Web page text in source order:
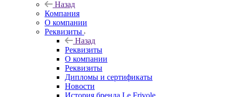
Назад
Компания
О компании
Реквизиты
Назад
Реквизиты
О компании
Реквизиты
Дипломы и сертификаты
Новости
История бренда Le Frivole